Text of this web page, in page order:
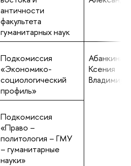
античности
факультета
гуманитарных наук
Подкомиссия
«Экономико-
социологический
профиль»
Абанкина
Ксения
Подкомиссия
«Право –
политология – ГМУ
– гуманитарные
науки»